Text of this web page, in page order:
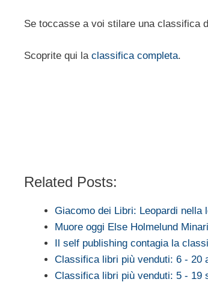
Se toccasse a voi stilare una classifica
Scoprite qui la classifica completa.
Related Posts:
Giacomo dei Libri: Leopardi nella
Muore oggi Else Holmelund
Il self publishing contagia la
Classifica libri più venduti: 6 - 20
Classifica libri più venduti: 5 - 19